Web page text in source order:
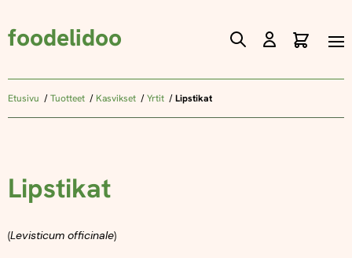
foodelidoo
Skip
Content
Etusivu Tuotteet Kasvikset Yrtit Lipstikat
Lipstikat
(Levisticum officinale)